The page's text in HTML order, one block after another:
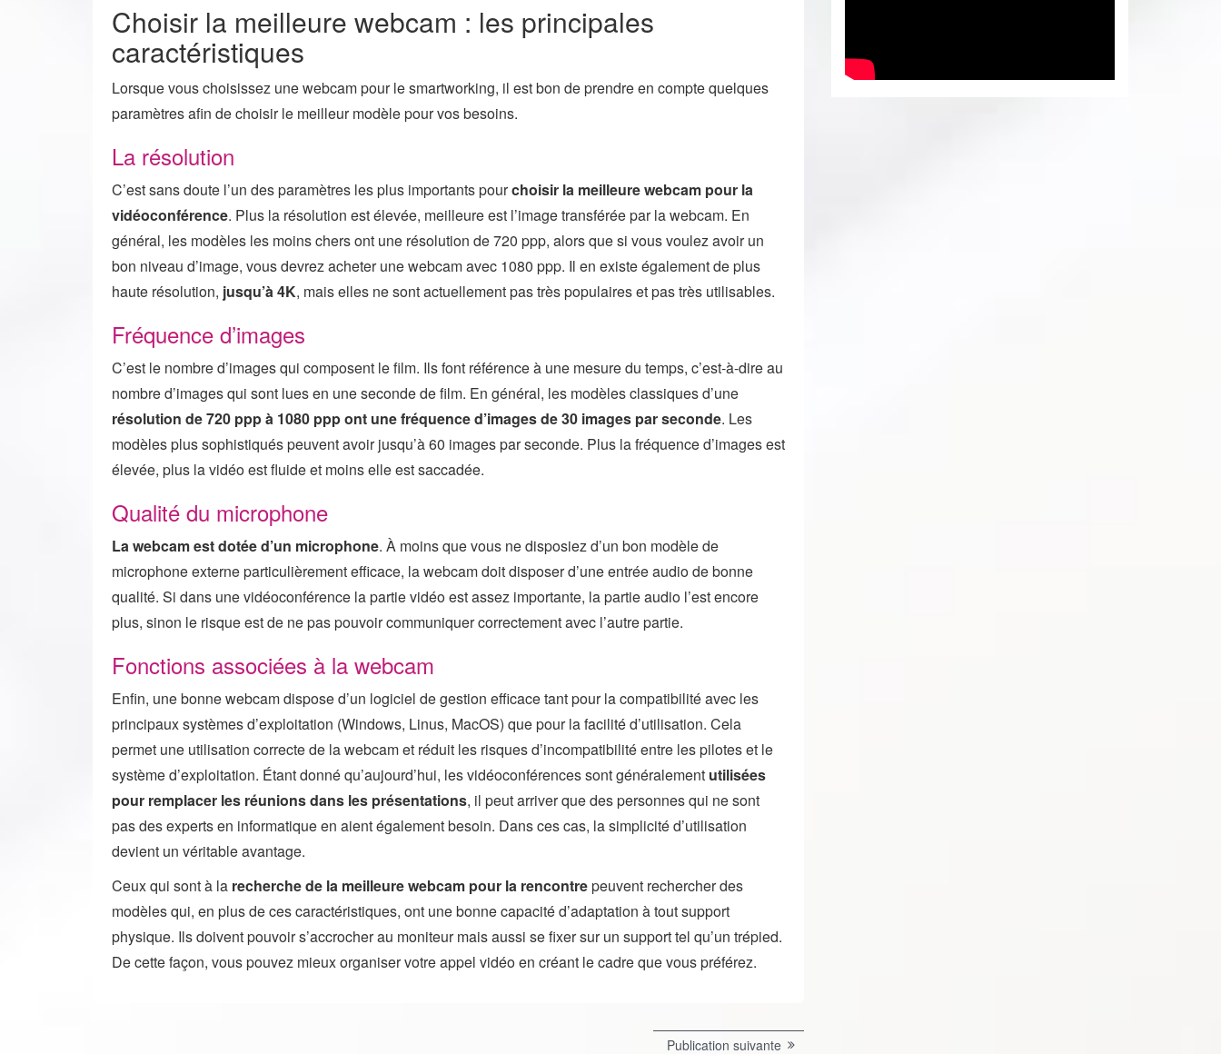
Choisir la meilleure webcam : les principales
caractéristiques
Lorsque vous choisissez une webcam pour le smartworking, il est bon de prendre en compte quelques
paramètres afin de choisir le meilleur modèle pour vos besoins.
La résolution
C’est sans doute l’un des paramètres les plus importants pourchoisir la meilleure webcam pour la
vidéoconférence. Plus la résolution est élevée, meilleure est l’image transférée par la webcam. En
général, les modèles les moins chers ont une résolution de 720 ppp, alors que si vous voulez avoir un
bon niveau d’image, vous devrez acheter une webcam avec 1080 ppp. Il en existe également de plus
haute résolution, jusqu’à 4K, mais elles ne sont actuellement pas très populaires et pas très utilisables.
Fréquence d’images
C’est le nombre d’images qui composent le film. Ils font référence à une mesure du temps, c’est-à-dire au
nombre d’images qui sont lues en une seconde de film. En général, les modèles classiques d’une
résolution de 720 ppp à 1080 ppp ont une fréquence d’images de 30 images par seconde. Les
modèles plus sophistiqués peuvent avoir jusqu’à 60 images par seconde. Plus la fréquence d’images est
élevée, plus la vidéo est fluide et moins elle est saccadée.
Qualité du microphone
La webcam est dotée d’un microphone. À moins que vous ne disposiez d’un bon modèle de
microphone externe particulièrement efficace, la webcam doit disposer d’une entrée audio de bonne
qualité. Si dans une vidéoconférence la partie vidéo est assez importante, la partie audio l’est encore
plus, sinon le risque est de ne pas pouvoir communiquer correctement avec l’autre partie.
Fonctions associées à la webcam
Enfin, une bonne webcam dispose d’un logiciel de gestion efficace tant pour la compatibilité avec les
principaux systèmes d’exploitation (Windows, Linus, MacOS) que pour la facilité d’utilisation. Cela
permet une utilisation correcte de la webcam et réduit les risques d’incompatibilité entre les pilotes et le
système d’exploitation. Étant donné qu’aujourd’hui, les vidéoconférences sont généralement utilisées
pour remplacer les réunions dans les présentations, il peut arriver que des personnes qui ne sont
pas des experts en informatique en aient également besoin. Dans ces cas, la simplicité d’utilisation
devient un véritable avantage.
Ceux qui sont à la recherche de la meilleure webcam pour la rencontrepeuvent rechercher des
modèles qui, en plus de ces caractéristiques, ont une bonne capacité d’adaptation à tout support
physique. Ils doivent pouvoir s’accrocher au moniteur mais aussi se fixer sur un support tel qu’un trépied.
De cette façon, vous pouvez mieux organiser votre appel vidéo en créant le cadre que vous préférez.
Publication suivantePublication